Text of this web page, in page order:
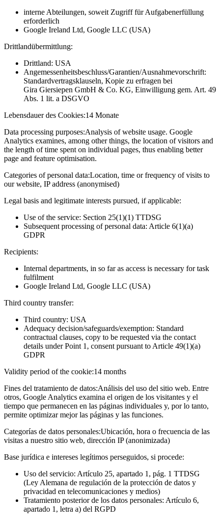
interne Abteilungen, soweit Zugriff für Aufgabenerfüllung
erforderlich
Google Ireland Ltd, Google LLC (USA)
Drittlandübermittlung:
Drittland: USA
Angemessenheitsbeschluss/Garantien/Ausnahmevorschrift:
Standardvertragsklauseln, Kopie zu erfragen bei
Gira Giersiepen GmbH & Co. KG, Einwilligung gem. Art. 49
Abs. 1 lit. a DSGVO
Lebensdauer des Cookies:14 Monate
Data processing purposes:Analysis of website usage. Google
Analytics examines, among other things, the location of visitors and
the length of time spent on individual pages, thus enabling better
page and feature optimisation.
Categories of personal data:Location, time or frequency of visits to
our website, IP address (anonymised)
Legal basis and legitimate interests pursued, if applicable:
Use of the service: Section 25(1)(1) TTDSG
Subsequent processing of personal data: Article 6(1)(a)
GDPR
Recipients:
Internal departments, in so far as access is necessary for task
fulfilment
Google Ireland Ltd, Google LLC (USA)
Third country transfer:
Third country: USA
Adequacy decision/safeguards/exemption: Standard
contractual clauses, copy to be requested via the contact
details under Point 1, consent pursuant to Article 49(1)(a)
GDPR
Validity period of the cookie:14 months
Fines del tratamiento de datos:Análisis del uso del sitio web. Entre
otros, Google Analytics examina el origen de los visitantes y el
tiempo que permanecen en las páginas individuales y, por lo tanto,
permite optimizar mejor las páginas y las funciones.
Categorías de datos personales:Ubicación, hora o frecuencia de las
visitas a nuestro sitio web, dirección IP (anonimizada)
Base jurídica e intereses legítimos perseguidos, si procede:
Uso del servicio: Artículo 25, apartado 1, pág. 1 TTDSG
(Ley Alemana de regulación de la protección de datos y
privacidad en telecomunicaciones y medios)
Tratamiento posterior de los datos personales: Artículo 6,
apartado 1, letra a) del RGPD